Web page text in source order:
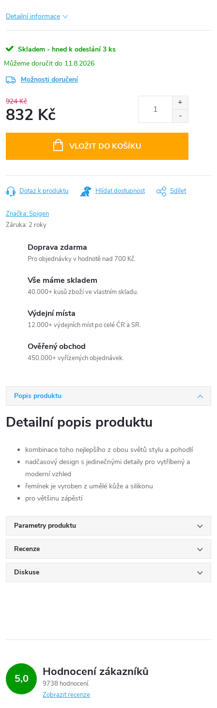
Detailní informace
Skladem - hned k odeslání 3 ks
11.8.2026
Možnosti doručení
924 Kč
832 Kč
VLOŽIT DO KOŠÍKU
Dotaz k produktu Hlídat dostupnost Sdílet
Značka:Spigen
Záruka: 2 roky
Doprava zdarma
Pro objednávky v hodnotě nad 700 Kč.
Vše máme skladem
40.000+ kusů zboží ve vlastním skladu.
Výdejní místa
12.000+ výdejních míst po celé ČR a SR.
Ověřený obchod
450.000+ vyřízených objednávek.
Popis produktu
Detailní popis produktu
kombinace toho nejlepšího z obou světů stylu a pohodlí
nadčasový design s jedinečnými detaily pro vytříbený a
moderní vzhled
řemínek je vyroben z umělé kůže a silikonu
pro většinu zápěstí
Parametry produktu
Recenze
Diskuse
5,0 Hodnocení zákazníků
9738 hodnocení
Zobrazit recenze